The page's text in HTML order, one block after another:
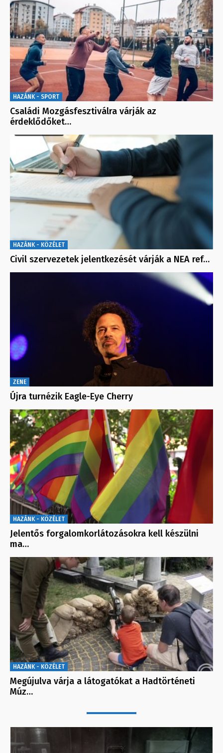
HAZÁNK - SPORT
Családi Mozgásfesztiválra várják az
érdeklődőket…
HAZÁNK - KÖZÉLET
Civil szervezetek jelentkezését várják a NEA ref…
ZENE
Újra turnézik Eagle-Eye Cherry
HAZÁNK - KÖZÉLET
Jelentős forgalomkorlátozásokra kell készülni
ma…
HAZÁNK - KÖZÉLET
Megújulva várja a látogatókat a Hadtörténeti
Múz…